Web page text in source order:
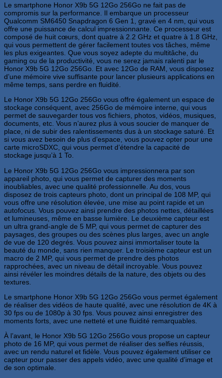
Le smartphone Honor X9b 5G 12Go 256Go ne fait pas de
compromis sur la performance. Il embarque un processeur
Qualcomm SM6450 Snapdragon 6 Gen 1, gravé en 4 nm, qui vous
offre une puissance de calcul impressionnante. Ce processeur est
composé de huit cœurs, dont quatre à 2.2 GHz et quatre à 1.8 GHz,
qui vous permettent de gérer facilement toutes vos tâches, même
les plus exigeantes. Que vous soyez adepte du multitâche, du
gaming ou de la productivité, vous ne serez jamais ralenti par le
Honor X9b 5G 12Go 256Go. Et avec 12Go de RAM, vous disposez
d’une mémoire vive suffisante pour lancer plusieurs applications en
même temps, sans perdre en fluidité.
Le Honor X9b 5G 12Go 256Go vous offre également un espace de
stockage conséquent, avec 256Go de mémoire interne, qui vous
permet de sauvegarder tous vos fichiers, photos, vidéos, musiques,
documents, etc. Vous n’aurez plus à vous soucier de manquer de
place, ni de subir des ralentissements dus à un stockage saturé. Et
si vous avez besoin de plus d’espace, vous pouvez opter pour une
carte microSDXC, qui vous permet d’étendre la capacité de
stockage jusqu’à 1 To.
Le Honor X9b 5G 12Go 256Go vous impressionnera par son
appareil photo, qui vous permet de capturer des moments
inoubliables, avec une qualité professionnelle. Au dos, vous
disposez de trois capteurs photo, dont un principal de 108 MP, qui
vous offre une résolution élevée, une mise au point rapide et un
autofocus. Vous pouvez ainsi prendre des photos nettes, détaillées
et lumineuses, même en basse lumière. Le deuxième capteur est
un ultra grand-angle de 5 MP, qui vous permet de capturer des
paysages, des groupes ou des scènes plus larges, avec un angle
de vue de 120 degrés. Vous pouvez ainsi immortaliser toute la
beauté du monde, sans rien manquer. Le troisième capteur est un
macro de 2 MP, qui vous permet de prendre des photos
rapprochées, avec un niveau de détail incroyable. Vous pouvez
ainsi révéler les moindres détails de la nature, des objets ou des
textures.
Le smartphone Honor X9b 5G 12Go 256Go vous permet également
de réaliser des vidéos de haute qualité, avec une résolution de 4K à
30 fps ou de 1080p à 30 fps. Vous pouvez ainsi enregistrer des
moments forts, avec une netteté et une fluidité remarquables.
À l’avant, le Honor X9b 5G 12Go 256Go vous propose un capteur
photo de 16 MP, qui vous permet de réaliser des selfies réussis,
avec un rendu naturel et fidèle. Vous pouvez également utiliser ce
capteur pour passer des appels vidéo, avec une qualité d’image et
de son optimale.